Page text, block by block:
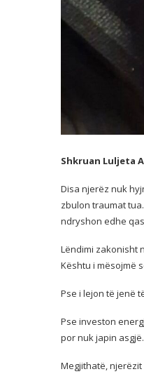
Shkruan Luljeta
Disa njerëz nuk
zbulon traumat
ndryshon edhe
Lëndimi zakonisht
Kështu i mësojmë
Pse i lejon të jenë
Pse investon
por nuk japin asgjë.
Megjithatë,